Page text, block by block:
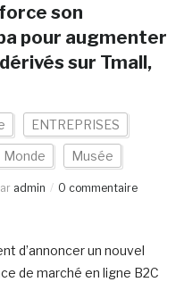
son
pour augmenter
sur Tmall,
ENTREPRISES
Monde Musée
admin 0 commentaire
d’annoncer un nouvel
de marché en ligne B2C